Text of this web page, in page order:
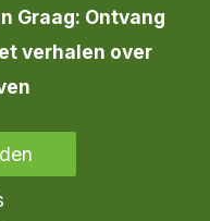
Graag: Ontvang
verhalen over